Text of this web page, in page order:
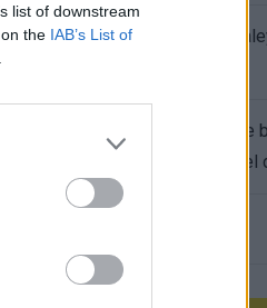
list of downstream
the IAB’s List ofDe terugkeer van
Waarom de arbitrage
Marokko voor